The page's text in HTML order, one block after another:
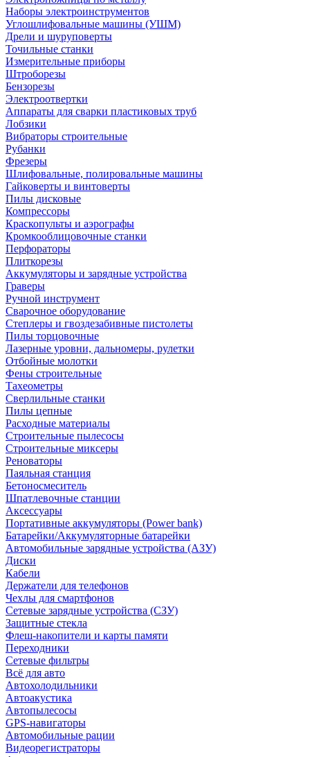
Наборы электроинструментов
Углошлифовальные машины (УШМ)
Дрели и шуруповерты
Точильные станки
Измерительные приборы
Штроборезы
Бензорезы
Электроотвертки
Аппараты для сварки пластиковых труб
Лобзики
Вибраторы строительные
Рубанки
Фрезеры
Шлифовальные, полировальные машины
Гайковерты и винтоверты
Пилы дисковые
Компрессоры
Краскопульты и аэрографы
Кромкооблицовочные станки
Перфораторы
Плиткорезы
Аккумуляторы и зарядные устройства
Граверы
Ручной инструмент
Сварочное оборудование
Степлеры и гвоздезабивные пистолеты
Пилы торцовочные
Лазерные уровни, дальномеры, рулетки
Отбойные молотки
Фены строительные
Тахеометры
Сверлильные станки
Пилы цепные
Расходные материалы
Строительные пылесосы
Строительные миксеры
Реноваторы
Паяльная станция
Бетоносмеситель
Шпатлевочные станции
Аксессуары
Портативные аккумуляторы (Power bank)
Батарейки/Аккумуляторные батарейки
Автомобильные зарядные устройства (АЗУ)
Диски
Кабели
Держатели для телефонов
Чехлы для смартфонов
Сетевые зарядные устройства (СЗУ)
Защитные стекла
Флеш-накопители и карты памяти
Переходники
Сетевые фильтры
Всё для авто
Автохолодильники
Автоакустика
Автопылесосы
GPS-навигаторы
Автомобильные рации
Видеорегистраторы